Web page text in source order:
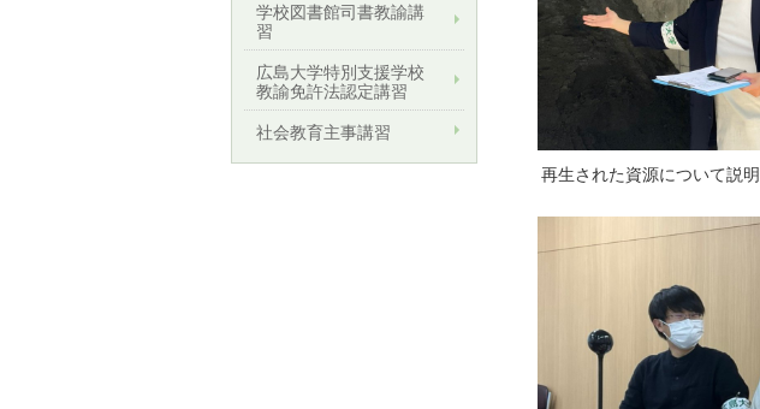
再生された資源について説
学校図書館司書教諭講
習
広島大学特別支援学校
教諭免許法認定講習
社会教育主事講習